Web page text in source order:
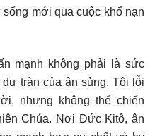
mới qua cuộc khổ nạn
mạnh không phải là sức
tràn của ân sủng. Tội lỗi
nhưng không thể chiến
Chúa. Nơi Đức Kitô, ân